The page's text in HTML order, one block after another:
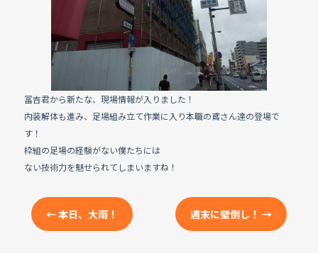
o
k
冨吉君から新たな、現場情報が入りました！
内装解体も進み、足場組み立て作業に入り本職の鳶さん達の登場で
す！
枠組の足場の経験がない僕たちには
ない技術力を魅せられてしまいますね！
←本日、大雨！ 週末に壁倒し！→